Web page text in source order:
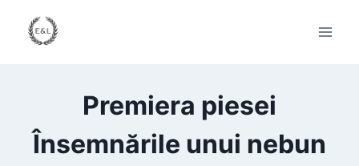
Premiera piesei
Însemnările unui nebun